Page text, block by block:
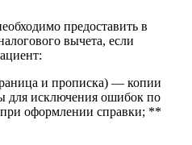
предоставить в
вычета, если
и прописка) — копии
для исключения ошибок по
оформлении справки; **